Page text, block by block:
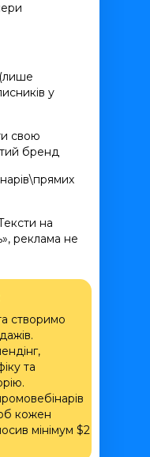
створимо
та
кожен
мінімум $2
(лише
у
свою
бренд
на
реклама не